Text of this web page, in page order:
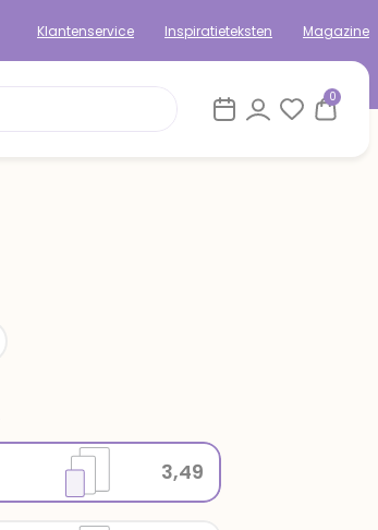
Klantenservice Inspiratieteksten Magazine
0
3,49